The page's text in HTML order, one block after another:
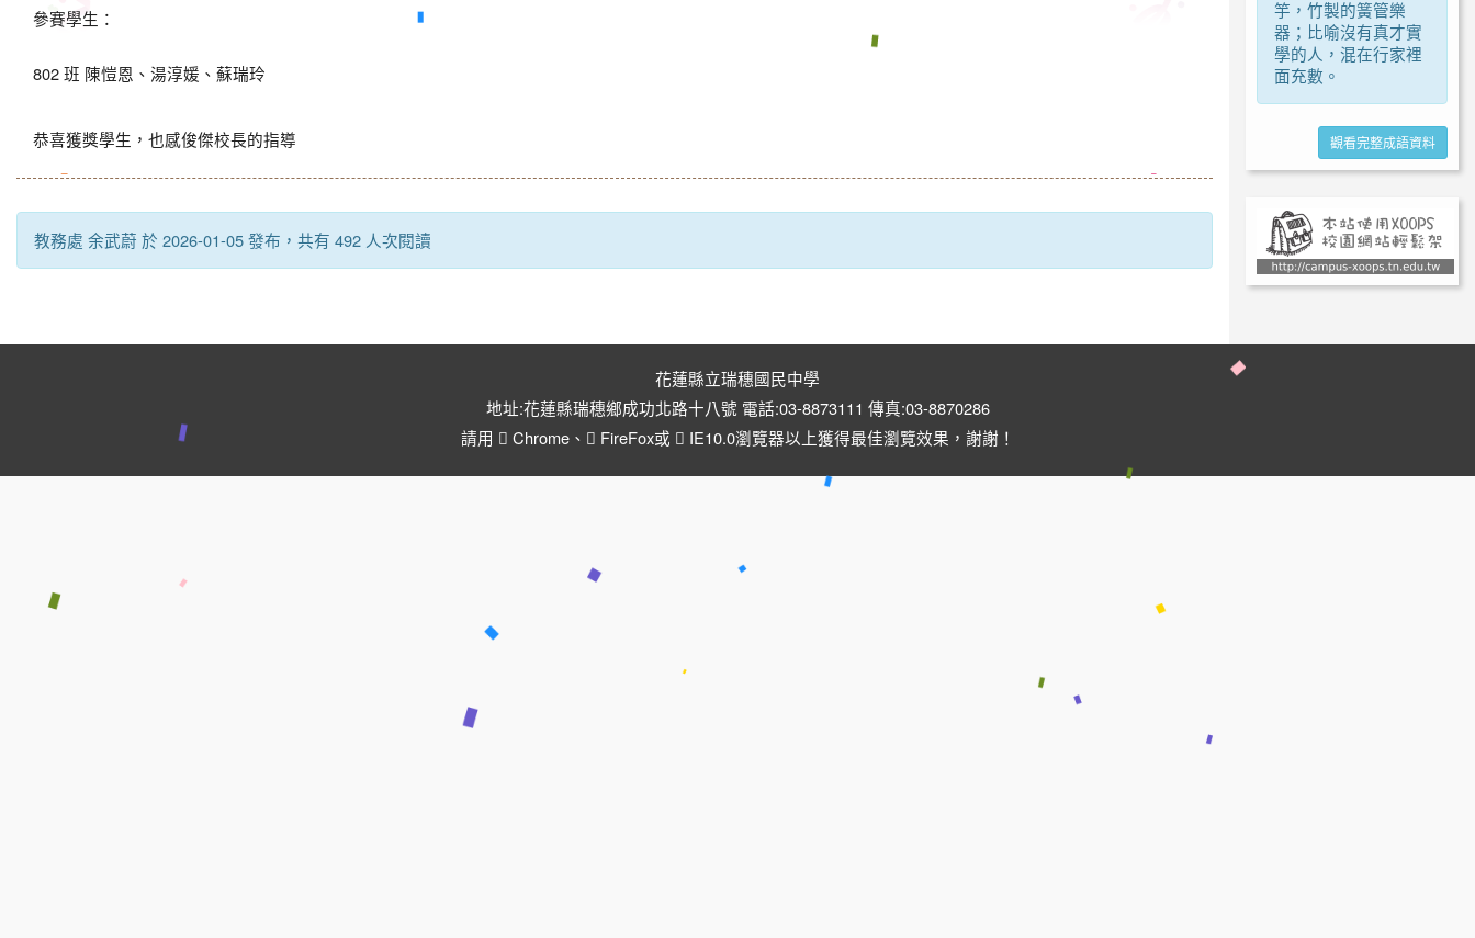
參賽學生：
802 班 陳愷恩、湯淳媛、蘇瑞玲
恭喜獲獎學生，也感俊傑校長的指導
教務處 余武蔚 於 2026-01-05 發布，共有 492 人次閱讀
竽，竹製的簧管樂
器；比喻沒有真才實
學的人，混在行家裡
面充數。
觀看完整成語資料
花蓮縣立瑞穗國民中學
地址:花蓮縣瑞穗鄉成功北路十八號 電話:03-8873111 傳真:03-8870286
請用
Chrome、 FireFox或 IE10.0瀏覽器以上獲得最佳瀏覽效果，謝謝！